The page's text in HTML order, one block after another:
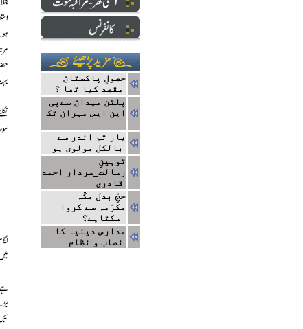
حصولِ پاکستان__
مقصد کیا تھا ؟
پلٹن میدان سےپی
این ایس مہران تک
یار تم اندر سے
بالکل مولوی ہو
توہینِ
رسالت_سردار احمد
قادری
حجِّ بدل مکّہ
مکرّمہ سے کروا
سکتاہے؟
مدارس دینیہ کا
نصاب و نظام